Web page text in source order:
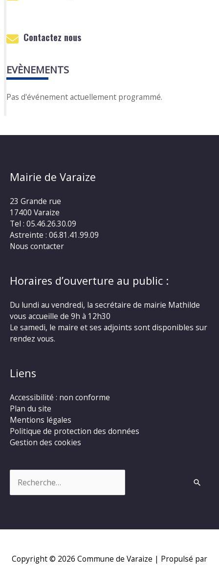
Contactez nous
EVÈNEMENTS
Pas d'événement actuellement programmé.
Mairie de Varaize
23 Grande rue
17400 Varaize
Tel : 05.46.26.30.09
Astreinte : 06.81.41.99.09
Nous contacter
Horaires d’ouverture au public :
Du lundi au vendredi, la secrétaire de mairie Mathilde
vous accueille de 9h à 12h30
Le samedi, le maire et ses adjoints sont disponibles sur
rendez vous.
Liens
Accessibilité : non conforme
Plan du site
Mentions légales
Politique de protection des données
Gestion des cookies
Copyright © 2026 Commune de Varaize | Propulsé par